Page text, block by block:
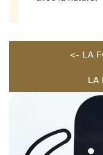
<- LA